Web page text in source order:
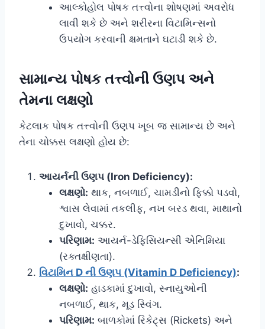
આલ્કોહોલ પોષક તત્ત્વોના શોષણમાં અવરોધ
લાવી શકે છે અને શરીરના વિટામિન્સનો
ઉપયોગ કરવાની ક્ષમતાને ઘટાડી શકે છે.
સામાન્ય પોષક તત્ત્વોની ઉણપ અને
તેમના લક્ષણો
કેટલાક પોષક તત્ત્વોની ઉણપ ખૂબ જ સામાન્ય છે અને
તેના ચોક્કસ લક્ષણો હોય છે:
આયર્નની ઉણપ (Iron Deficiency):
લક્ષણો: થાક, નબળાઈ, ચામડીનો ફિક્કો પડવો,
શ્વાસ લેવામાં તકલીફ, નખ બરડ થવા, માથાનો
દુખાવો, ચક્કર.
પરિણામ: આયર્ન-ડેફિસિયન્સી એનિમિયા
(રક્તક્ષીણતા).
વિટામિન D ની ઉણપ (Vitamin D Deficiency):
લક્ષણો: હાડકામાં દુખાવો, સ્નાયુઓની
નબળાઈ, થાક, મૂડ સ્વિંગ.
પરિણામ: બાળકોમાં રિકેટ્સ (Rickets) અને